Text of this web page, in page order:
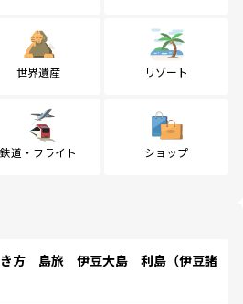
世界遺産 リゾート
鉄道・フライト ショップ
方 島旅 伊豆大島 利島（伊豆諸